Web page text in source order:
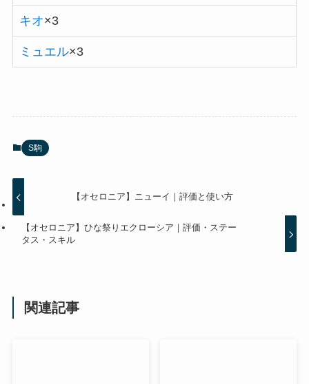
キオ×3
ミュエル×3
S駒
【オセロニア】ニューイ｜評価と使い方
【オセロニア】ひな祭りエクローシア｜評価・ステー
タス・スキル
関連記事